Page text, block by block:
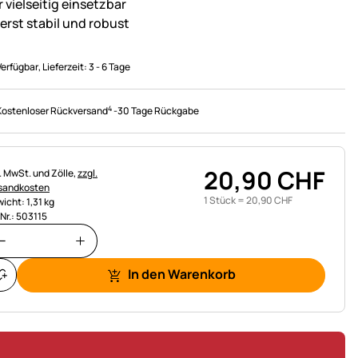
vielseitig einsetzbar
stabil und robust
, Lieferzeit:3 - 6 Tage
Rückversand4-30 Tage Rückgabe
MwSt. und Zölle,zzgl.
1,31 kg
503115
20,90 CHF
1 Stück =20,90CHF
In den Warenkorb